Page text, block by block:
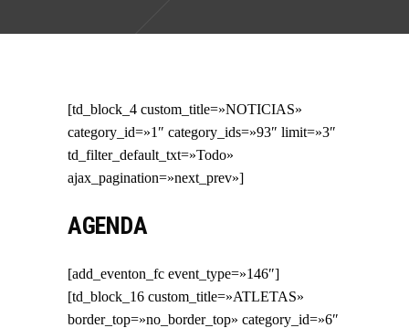
[td_block_4 custom_title=»NOTICIAS»
category_id=»1″ category_ids=»93″ limit=»3″
td_filter_default_txt=»Todo»
ajax_pagination=»next_prev»]
AGENDA
[add_eventon_fc event_type=»146″]
[td_block_16 custom_title=»ATLETAS»
border_top=»no_border_top» category_id=»6″